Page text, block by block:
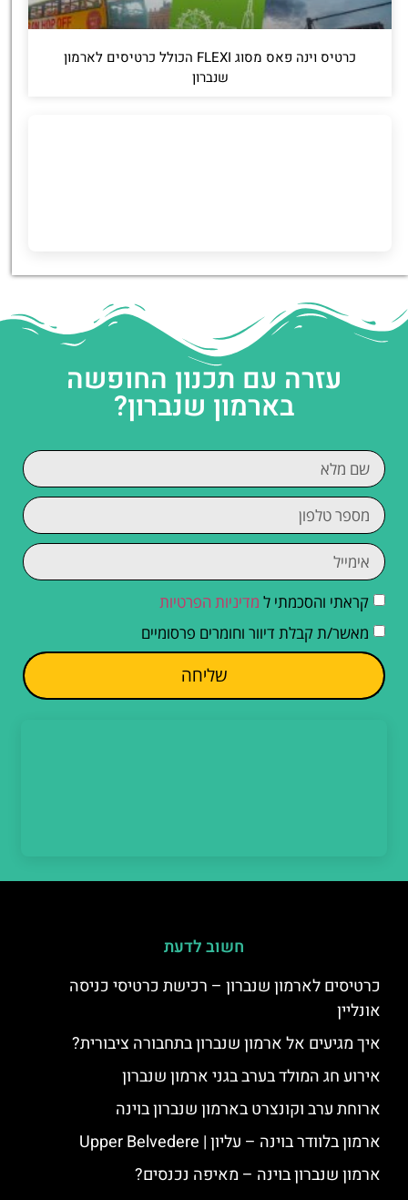
כרטיס וינה פאס מסוג FLEXI הכולל כרטיסים לארמון
שנברון
עזרה עם תכנון החופשה
בארמון שנברון?
קראתי והסכמתי ל מדיניות הפרטיות
מאשר/ת קבלת דיוור וחומרים פרסומיים
שליחה
חשוב לדעת
כרטיסים לארמון שנברון – רכישת כרטיסי כניסה
אונליין
איך מגיעים אל ארמון שנברון בתחבורה ציבורית?
אירוע חג המולד בערב בגני ארמון שנברון
ארוחת ערב וקונצרט בארמון שנברון בוינה
ארמון בלוודר בוינה – עליון | Upper Belvedere
ארמון שנברון בוינה – מאיפה נכנסים?